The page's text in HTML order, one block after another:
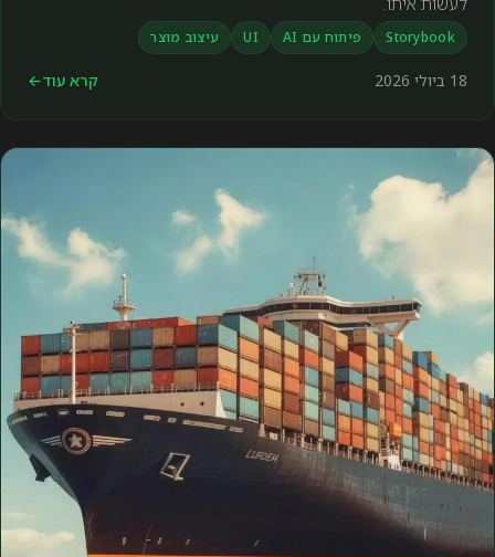
Storybook פיתוח עם AI UI עיצוב מוצר
18 ביולי 2026 קרא עוד←